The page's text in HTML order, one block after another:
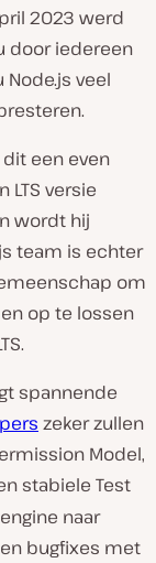
2023 werd
door iedereen
veel
een even
versie
wordt hij
team is echter
om
op te lossen
spannende
zeker zullen
Model,
stabiele Test
naar
bugfixes met